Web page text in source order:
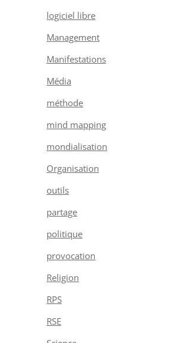
logiciel libre
Management
Manifestations
Média
méthode
mind mapping
mondialisation
Organisation
outils
partage
politique
provocation
Religion
RPS
RSE